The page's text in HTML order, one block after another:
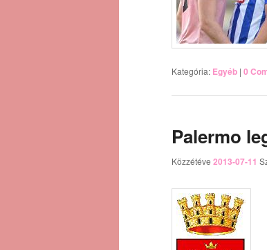
Kategória: Egyéb | 0
Palermo
Közzétéve 2013-07-11